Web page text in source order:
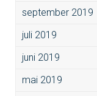
september 2019
juli 2019
juni 2019
mai 2019